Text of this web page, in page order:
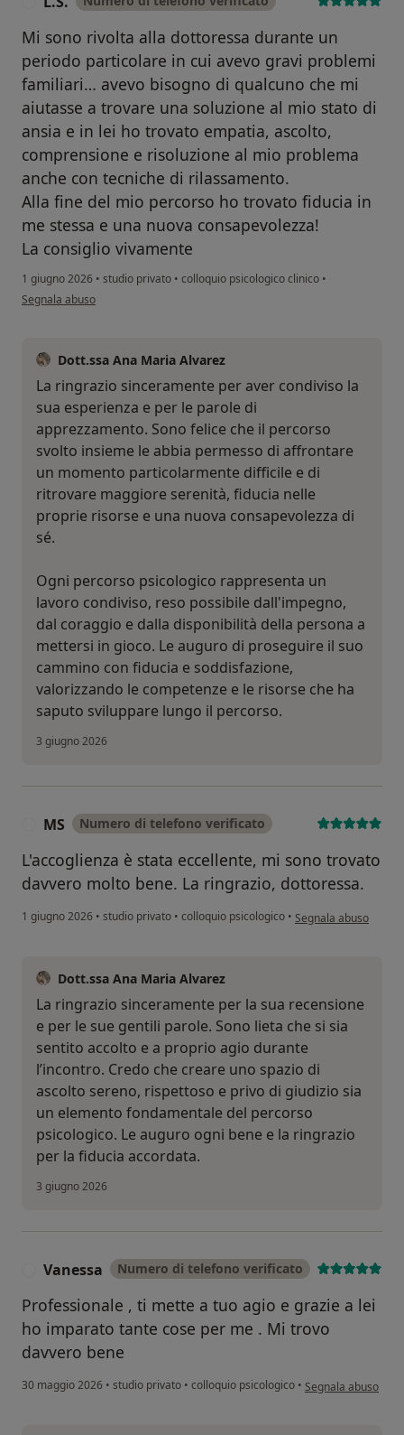
Mi sono rivolta alla dottoressa durante un
periodo particolare in cui avevo gravi problemi
familiari… avevo bisogno di qualcuno che mi
aiutasse a trovare una soluzione al mio stato di
ansia e in lei ho trovato empatia, ascolto,
comprensione e risoluzione al mio problema
anche con tecniche di rilassamento.
Alla fine del mio percorso ho trovato fiducia in
me stessa e una nuova consapevolezza!
La consiglio vivamente
1 giugno 2026 • studio privato • colloquio psicologico clinico •
secondo l'opinione dell'utente L.S.
Segnala abuso
Dott.ssa Ana Maria Alvarez
La ringrazio sinceramente per aver condiviso la
sua esperienza e per le parole di
apprezzamento. Sono felice che il percorso
svolto insieme le abbia permesso di affrontare
un momento particolarmente difficile e di
ritrovare maggiore serenità, fiducia nelle
proprie risorse e una nuova consapevolezza di
sé.
Ogni percorso psicologico rappresenta un
lavoro condiviso, reso possibile dall'impegno,
dal coraggio e dalla disponibilità della persona a
mettersi in gioco. Le auguro di proseguire il suo
cammino con fiducia e soddisfazione,
valorizzando le competenze e le risorse che ha
saputo sviluppare lungo il percorso.
3 giugno 2026
MS Numero di telefono verificato
L'accoglienza è stata eccellente, mi sono trovato
davvero molto bene. La ringrazio, dottoressa.
1 giugno 2026 • studio privato • colloquio psicologico • secondo l'opinione
Segnala abuso
Dott.ssa Ana Maria Alvarez
La ringrazio sinceramente per la sua recensione
e per le sue gentili parole. Sono lieta che si sia
sentito accolto e a proprio agio durante
l’incontro. Credo che creare uno spazio di
ascolto sereno, rispettoso e privo di giudizio sia
un elemento fondamentale del percorso
psicologico. Le auguro ogni bene e la ringrazio
per la fiducia accordata.
3 giugno 2026
Vanessa Numero di telefono verificato
Professionale , ti mette a tuo agio e grazie a lei
ho imparato tante cose per me . Mi trovo
davvero bene
30 maggio 2026 • studio privato • colloquio psicologico • secondo l'opinione
Segnala abuso